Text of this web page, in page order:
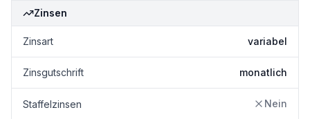
Zinsen
Zinsart variabel
Zinsgutschrift monatlich
Staffelzinsen Nein